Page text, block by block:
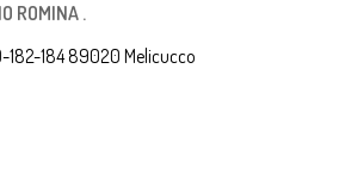
ROMINA .
184 89020 Melicucco